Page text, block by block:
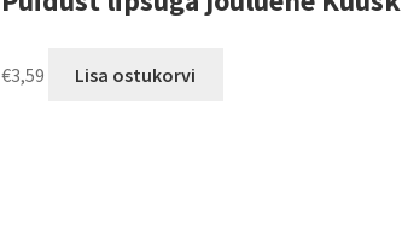
€3,59 Lisa ostukorvi